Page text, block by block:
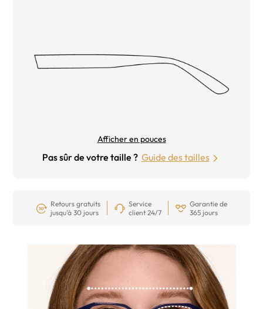
Afficher en pouces
Pas sûr de votre taille ? Guide des tailles
Retours gratuits
jusqu’à 30 jours
Service
client 24/7
Garantie de
365 jours